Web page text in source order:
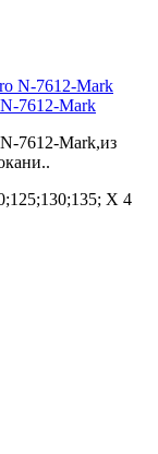
7612-Mark
7612-Mark,из
Х 4